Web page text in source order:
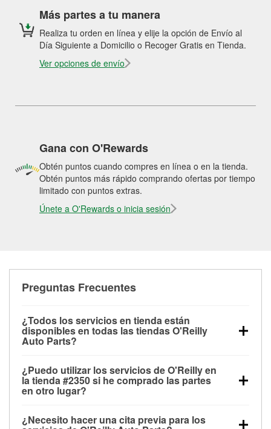
Más partes a tu manera
Realiza tu orden en línea y elije la opción de Envío al
Día Siguiente a Domicilio o Recoger Gratis en Tienda.
Ver opciones de envío
Gana con O'Rewards
Obtén puntos cuando compres en línea o en la tienda.
Obtén puntos más rápido comprando ofertas por tiempo
limitado con puntos extras.
Únete a O'Rewards o inicia sesión
Preguntas Frecuentes
¿Todos los servicios en tienda están
disponibles en todas las tiendas O'Reilly
Auto Parts?
las pruebas de batería, pruebas de alternador y
motor de arranque, revisión de la luz “Check Engine”
con O'Reilly VeriScan® e instalación de
limpiaparabrisas o bombillas, están disponibles en
¿Puedo utilizar los servicios de O'Reilly en
la tienda #2350 si he comprado las partes
en otro lugar?
de O'Reilly Auto Parts que estén disponibles en la
¿Necesito hacer una cita previa para los